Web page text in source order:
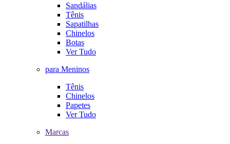
Sandálias
Tênis
Sapatilhas
Chinelos
Botas
Ver Tudo
para Meninos
Tênis
Chinelos
Papetes
Ver Tudo
Marcas